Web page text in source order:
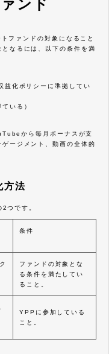
ンド
ファンドの対象になること
なるには、以下の条件を満
化ポリシーに準拠してい
ている）
から毎月ボーナスが支
ージメント、動画の全体的
方法
つです。
条件
ファンドの対象とな
る条件を満たしてい
ること。
YPPに参加している
こと。